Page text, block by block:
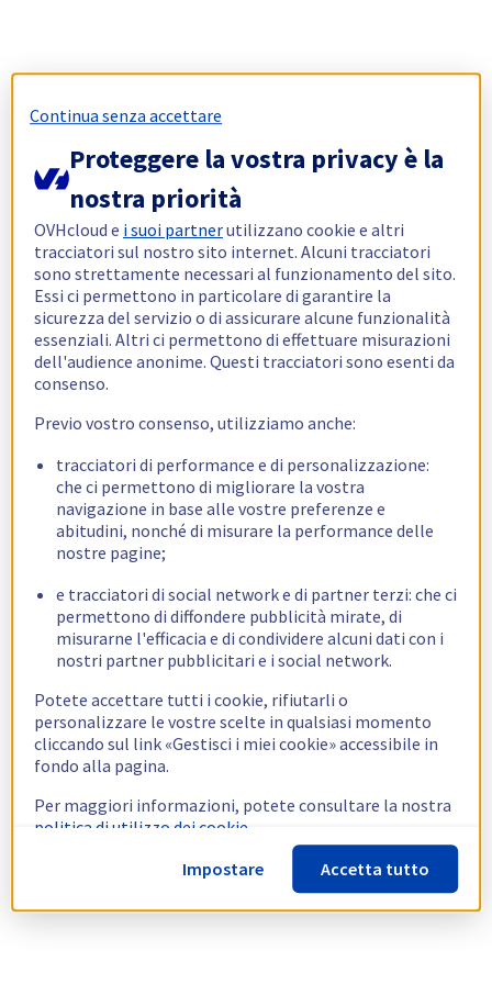
Continua senza accettare
Proteggere la vostra privacy è la
nostra priorità
OVHcloud e i suoi partnerutilizzano cookie e altri
tracciatori sul nostro sito internet. Alcuni tracciatori
sono strettamente necessari al funzionamento del sito.
Essi ci permettono in particolare di garantire la
sicurezza del servizio o di assicurare alcune funzionalità
essenziali. Altri ci permettono di effettuare misurazioni
dell'audience anonime. Questi tracciatori sono esenti da
consenso.
Previo vostro consenso, utilizziamo anche:
tracciatori di performance e di personalizzazione:
che ci permettono di migliorare la vostra
navigazione in base alle vostre preferenze e
abitudini, nonché di misurare la performance delle
nostre pagine;
e tracciatori di social network e di partner terzi: che ci
permettono di diffondere pubblicità mirate, di
misurarne l'efficacia e di condividere alcuni dati con i
nostri partner pubblicitari e i social network.
Potete accettare tutti i cookie, rifiutarli o
personalizzare le vostre scelte in qualsiasi momento
cliccando sul link «Gestisci i miei cookie» accessibile in
fondo alla pagina.
Per maggiori informazioni, potete consultare la nostra
politica di utilizzo dei cookie.
Impostare
Accetta tutto